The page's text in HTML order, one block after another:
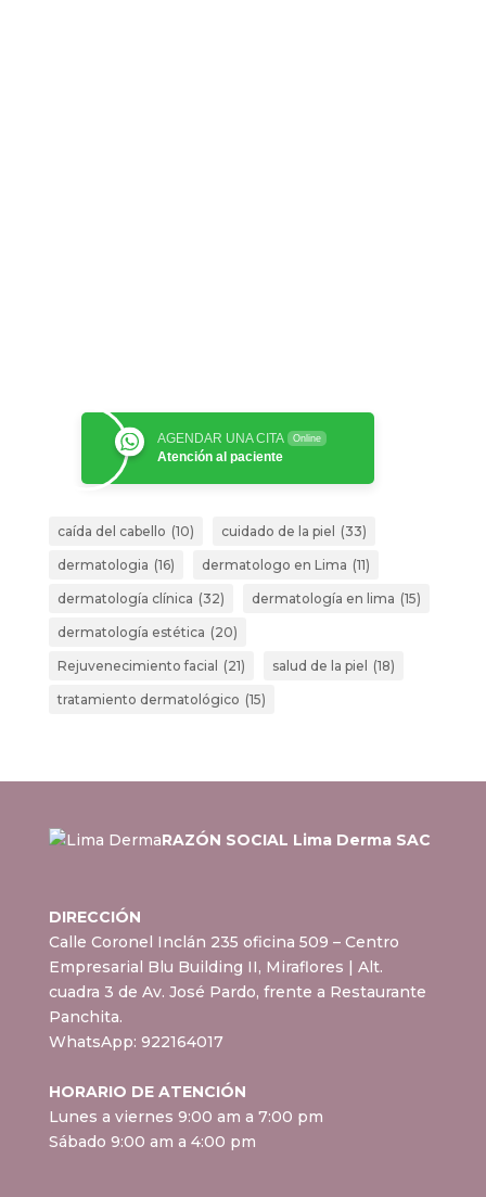
AGENDAR UNA CITA Online
Atención al paciente
caída del cabello (10) cuidado de la piel (33)
dermatologia (16) dermatologo en Lima (11)
dermatología clínica (32) dermatología en lima (15)
dermatología estética (20)
Rejuvenecimiento facial (21) salud de la piel (18)
tratamiento dermatológico (15)
RAZÓN SOCIAL Lima Derma SAC
DIRECCIÓN
Calle Coronel Inclán 235 oficina 509 – Centro
Empresarial Blu Building II, Miraflores | Alt.
cuadra 3 de Av. José Pardo, frente a Restaurante
Panchita.
WhatsApp: 922164017
HORARIO DE ATENCIÓN
Lunes a viernes 9:00 am a 7:00 pm
Sábado 9:00 am a 4:00 pm